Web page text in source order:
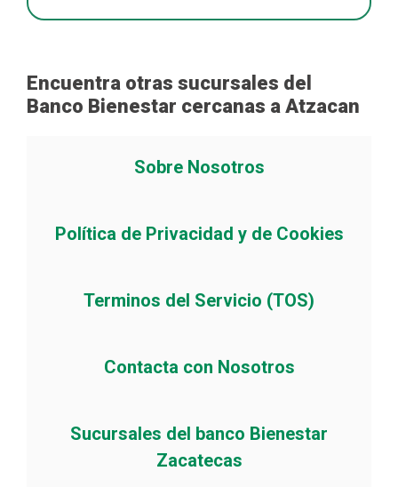
Encuentra otras sucursales del
Banco Bienestar cercanas a Atzacan
Sobre Nosotros
Política de Privacidad y de Cookies
Terminos del Servicio (TOS)
Contacta con Nosotros
Sucursales del banco Bienestar
Zacatecas